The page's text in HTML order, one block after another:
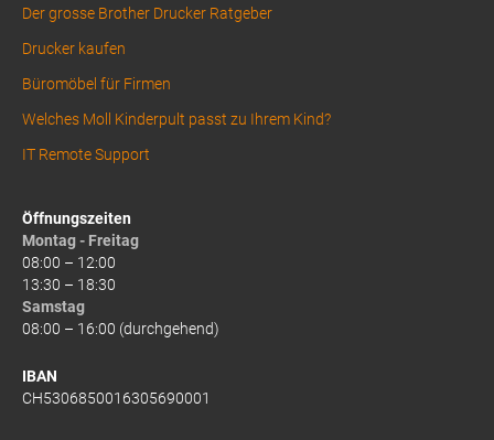
Der grosse Brother Drucker Ratgeber
Drucker kaufen
Büromöbel für Firmen
Welches Moll Kinderpult passt zu Ihrem Kind?
IT Remote Support
Öffnungszeiten
Montag - Freitag
08:00 – 12:00
13:30 – 18:30
Samstag
08:00 – 16:00 (durchgehend)
IBAN
CH5306850016305690001